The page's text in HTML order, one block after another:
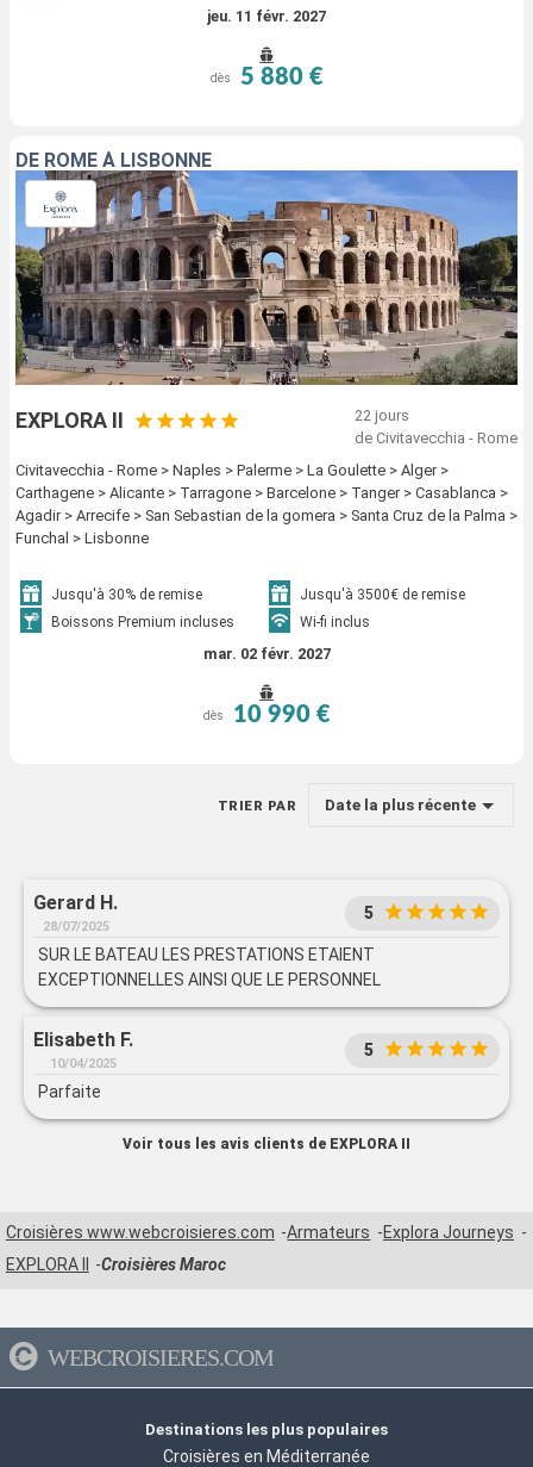
jeu. 11 févr. 2027
dès 5 880 €
DE ROME À LISBONNE
EXPLORA II
22 jours
de Civitavecchia - Rome
Civitavecchia - Rome > Naples > Palerme > La Goulette > Alger >
Carthagene > Alicante > Tarragone > Barcelone > Tanger > Casablanca >
Agadir > Arrecife > San Sebastian de la gomera > Santa Cruz de la Palma >
Funchal > Lisbonne
Jusqu'à 30% de remise
Jusqu'à 3500€ de remise
Boissons Premium incluses
Wi-fi inclus
mar. 02 févr. 2027
dès 10 990 €
TRIER PAR Date la plus récente
Gerard H.
28/07/2025
5
SUR LE BATEAU LES PRESTATIONS ETAIENT
EXCEPTIONNELLES AINSI QUE LE PERSONNEL
Elisabeth F.
10/04/2025
5
Parfaite
Voir tous les avis clients de EXPLORA II
Croisières www.webcroisieres.com Armateurs
Explora Journeys
EXPLORA II
Croisières Maroc
WEBCROISIERES.COM
Destinations les plus populaires
Croisières en Méditerranée